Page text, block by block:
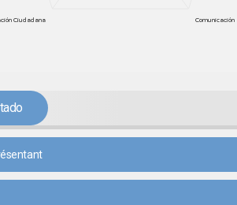
Ciudadana